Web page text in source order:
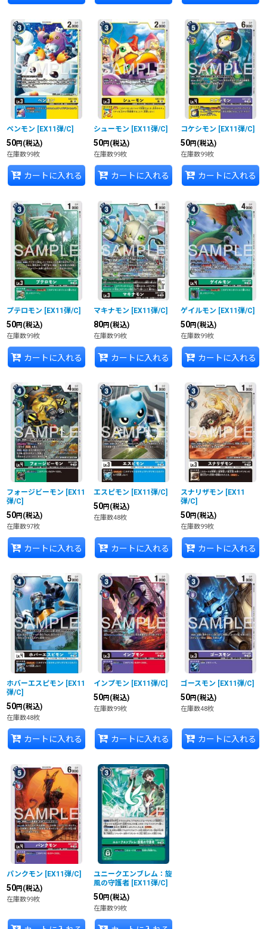
ペンモン [EX11弾/C]
50円 (税込)
在庫数99枚
カートに入れる
シューモン [EX11弾/C]
50円 (税込)
在庫数99枚
カートに入れる
コケシモン [EX11弾/C]
50円 (税込)
在庫数99枚
カートに入れる
プテロモン [EX11弾/C]
50円 (税込)
在庫数99枚
カートに入れる
マキナモン [EX11弾/C]
80円 (税込)
在庫数99枚
カートに入れる
ゲイルモン [EX11弾/C]
50円 (税込)
在庫数99枚
カートに入れる
フォージビーモン [EX11
弾/C]
50円 (税込)
在庫数97枚
カートに入れる
エスピモン [EX11弾/C]
50円 (税込)
在庫数48枚
カートに入れる
スナリザモン [EX11
弾/C]
50円 (税込)
在庫数99枚
カートに入れる
ホバーエスピモン [EX11
弾/C]
50円 (税込)
在庫数48枚
カートに入れる
インプモン [EX11弾/C]
50円 (税込)
在庫数99枚
カートに入れる
ゴースモン [EX11弾/C]
50円 (税込)
在庫数48枚
カートに入れる
パンクモン [EX11弾/C]
50円 (税込)
在庫数99枚
ユニークエンブレム：旋
風の守護者 [EX11弾/C]
50円 (税込)
在庫数99枚